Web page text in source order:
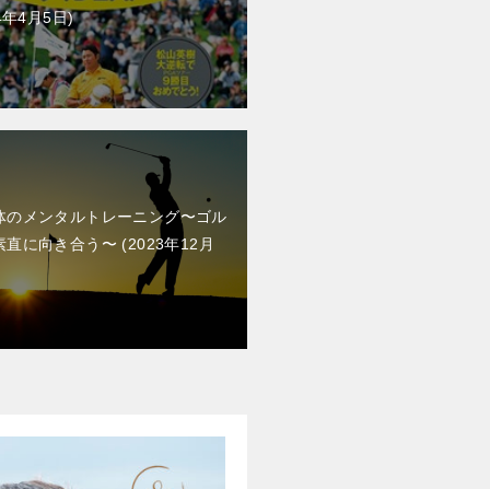
4月5日
のメンタルトレーニング〜ゴル
直に向き合う〜
2023年12月